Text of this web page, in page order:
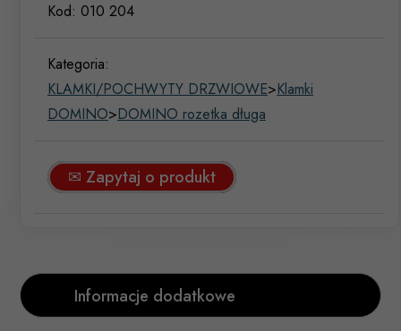
Kod: 010 204
Kategoria:
KLAMKI/POCHWYTY DRZWIOWE>Klamki
DOMINO>DOMINO rozetka długa
✉ Zapytaj o produkt
Informacje dodatkowe